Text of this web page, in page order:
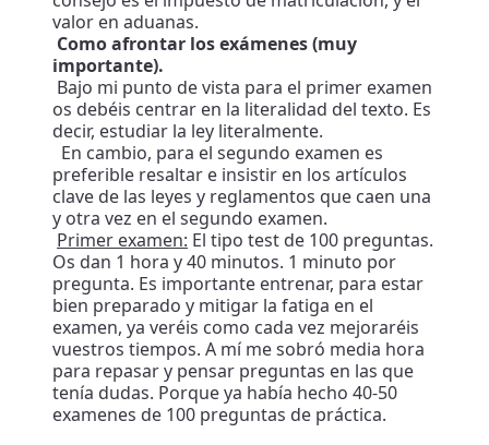
valor en aduanas.
Como afrontar los exámenes (muy
importante).
Bajo mi punto de vista para el primer examen
os debéis centrar en la literalidad del texto. Es
decir, estudiar la ley literalmente.
En cambio, para el segundo examen es
preferible resaltar e insistir en los artículos
clave de las leyes y reglamentos que caen una
y otra vez en el segundo examen.
Primer examen: El tipo test de 100 preguntas.
Os dan 1 hora y 40 minutos. 1 minuto por
pregunta. Es importante entrenar, para estar
bien preparado y mitigar la fatiga en el
examen, ya veréis como cada vez mejoraréis
vuestros tiempos. A mí me sobró media hora
para repasar y pensar preguntas en las que
tenía dudas. Porque ya había hecho 40-50
examenes de 100 preguntas de práctica.